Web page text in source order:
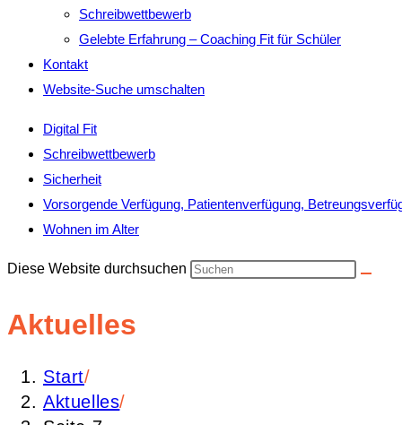
Schreibwettbewerb
Gelebte Erfahrung – Coaching Fit für Schüler
Kontakt
Website-Suche umschalten
Digital Fit
Schreibwettbewerb
Sicherheit
Vorsorgende Verfügung, Patientenverfügung,
Wohnen im Alter
Diese Website durchsuchen
Aktuelles
Start/
Aktuelles/